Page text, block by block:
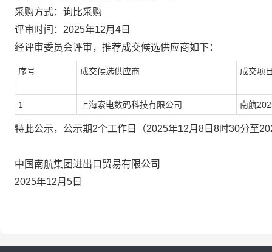
采购方式： 询比采购
评审时间 ： 2025年12月 4 日
经评审委员会评审，推荐成交候选供应商如下：
序号 成交候选供应商 成交项
1 上海索电数码科技有限公司 南航
特此公示，公示期2个工作 日（2025年12月 8 日 8时30分至
中国南航集团进出口贸易有限公司
2025年12月 5 日